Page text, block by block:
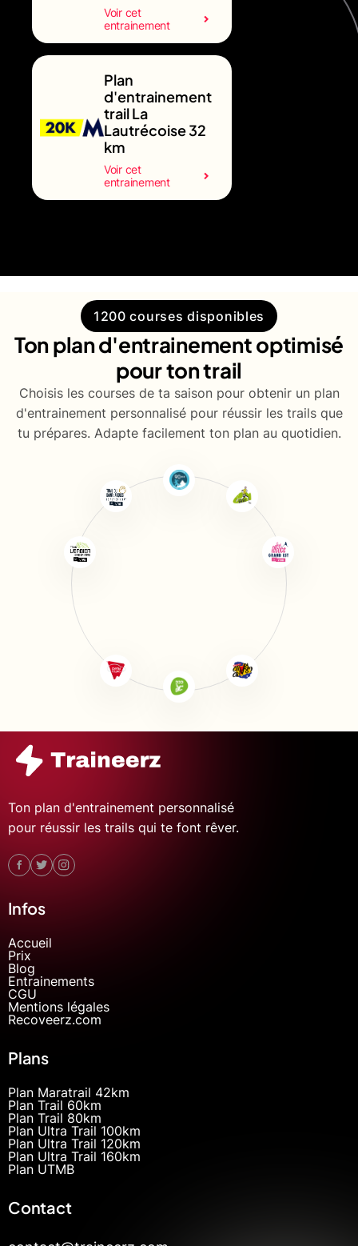
Voir cet
entrainement
Plan
d'entrainement
trail La
Lautrécoise 32
km
Voir cet
entrainement
1200 courses disponibles
Ton plan d'entrainement optimisé
pour ton trail
Choisis les courses de ta saison pour obtenir un plan
d'entrainement personnalisé pour réussir les trails que
tu prépares. Adapte facilement ton plan au quotidien.
Ton plan d'entrainement personnalisé
pour réussir les trails qui te font rêver.
Infos
Accueil
Prix
Blog
Entrainements
CGU
Mentions légales
Recoveerz.com
Plans
Plan Maratrail 42km
Plan Trail 60km
Plan Trail 80km
Plan Ultra Trail 100km
Plan Ultra Trail 120km
Plan Ultra Trail 160km
Plan UTMB
Contact